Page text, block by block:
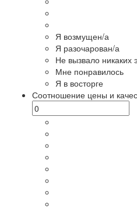
Я возмущен/а
Я разочарован/а
Не вызвало никаких
Мне понравилось
Я в восторге
Соотношение цены и